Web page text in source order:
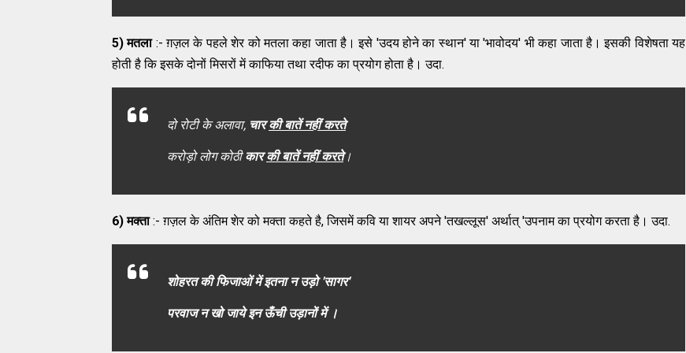
5) मतला:- ग़ज़ल के पहले शेर को मतला कहा जाता है। इसे 'उदय होने का स्थान' या 'भावोदय' भी कहा जाता है। इसकी विशेषता यह
होती है कि इसके दोनों मिसरों में काफिया तथा रदीफ का प्रयोग होता है। उदा.
दो रोटी के अलावा, चार की बातें नहीं करते
करोड़ो लोग कोठीकार की बातें नहीं करते।
6) मक्ता:- ग़ज़ल के अंतिम शेर को मक्ता कहते है, जिसमें कवि या शायर अपने 'तखल्लूस' अर्थात् 'उपनाम का प्रयोग करता है। उदा.
शोहरत की फिजाओं में इतना न उड़ो 'सागर'
परवाज न खो जाये इन ऊँची उड़ानों में ।